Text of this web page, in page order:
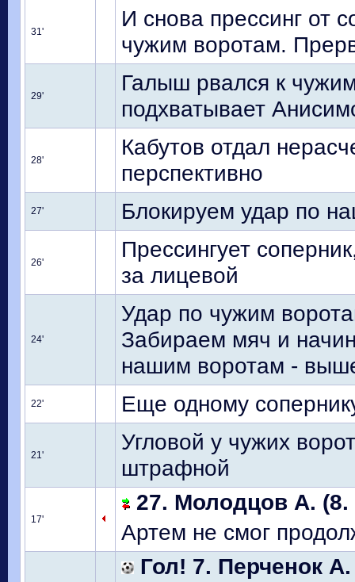
31'
И снова прессинг от
чужим воротам.
29'
Галыш рвался к
подхватывает
28'
Кабутов отдал
перспективно
27' Блокируем удар по
26'
Прессингует
за лицевой
24'
Удар по чужим
Забираем мяч и
нашим воротам -
22' Еще одному
21'
Угловой у чужих
штрафной
17'
27. Молодцов А.
Артем не смог
Гол! 7. Перченок А.